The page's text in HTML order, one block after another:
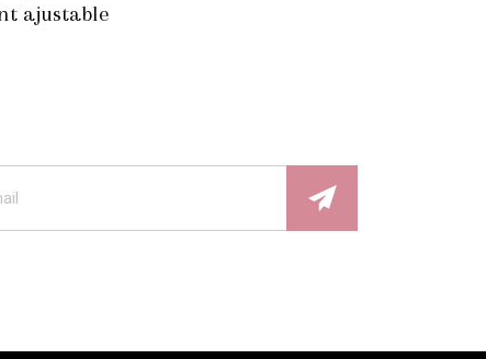
ajustable